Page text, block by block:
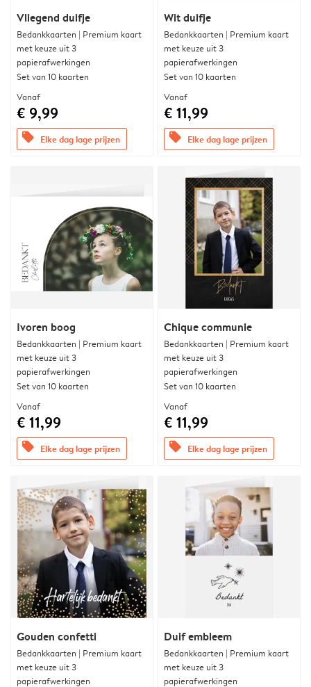
Vliegend duifje
Bedankkaarten | Premium kaart
met keuze uit 3
papierafwerkingen
Set van 10 kaarten
Vanaf
€ 9,99
offers Elke dag lage prijzen
Wit duifje
Bedankkaarten | Premium kaart
met keuze uit 3
papierafwerkingen
Set van 10 kaarten
Vanaf
€ 11,99
offers Elke dag lage prijzen
Ivoren boog
Bedankkaarten | Premium kaart
met keuze uit 3
papierafwerkingen
Set van 10 kaarten
Vanaf
€ 11,99
offers Elke dag lage prijzen
Chique communie
Bedankkaarten | Premium kaart
met keuze uit 3
papierafwerkingen
Set van 10 kaarten
Vanaf
€ 11,99
offers Elke dag lage prijzen
Gouden confetti
Bedankkaarten | Premium kaart
met keuze uit 3
papierafwerkingen
Duif embleem
Bedankkaarten | Premium kaart
met keuze uit 3
papierafwerkingen